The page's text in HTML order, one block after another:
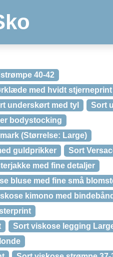
40-42
med hvidt stjerneprint
underskørt med tyl
Sort
bodystocking
(Størrelse: Large)
guldprikker
Sort
med fine detaljer
bluse med fine små
kimono med bindebånd
Sort viskose legging